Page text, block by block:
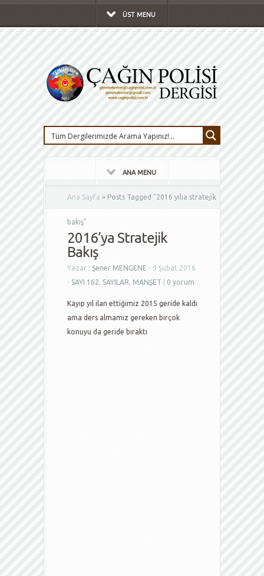
ÜST MENU
ANA MENU
Ana Sayfa » Posts Tagged "2016 yılıa stratejik
bakış"
2016’ya Stratejik
Bakış
Yazar : Şener MENGENE - 9 Şubat 2016
- SAYI 162, SAYILAR, MANŞET 0 yorum
Kayıp yıl ilan ettiğimiz 2015 geride kaldı
ama ders almamız gereken birçok
konuyu da geride bıraktı